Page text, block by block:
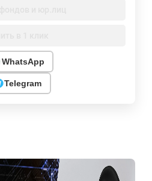
WhatsApp
Telegram